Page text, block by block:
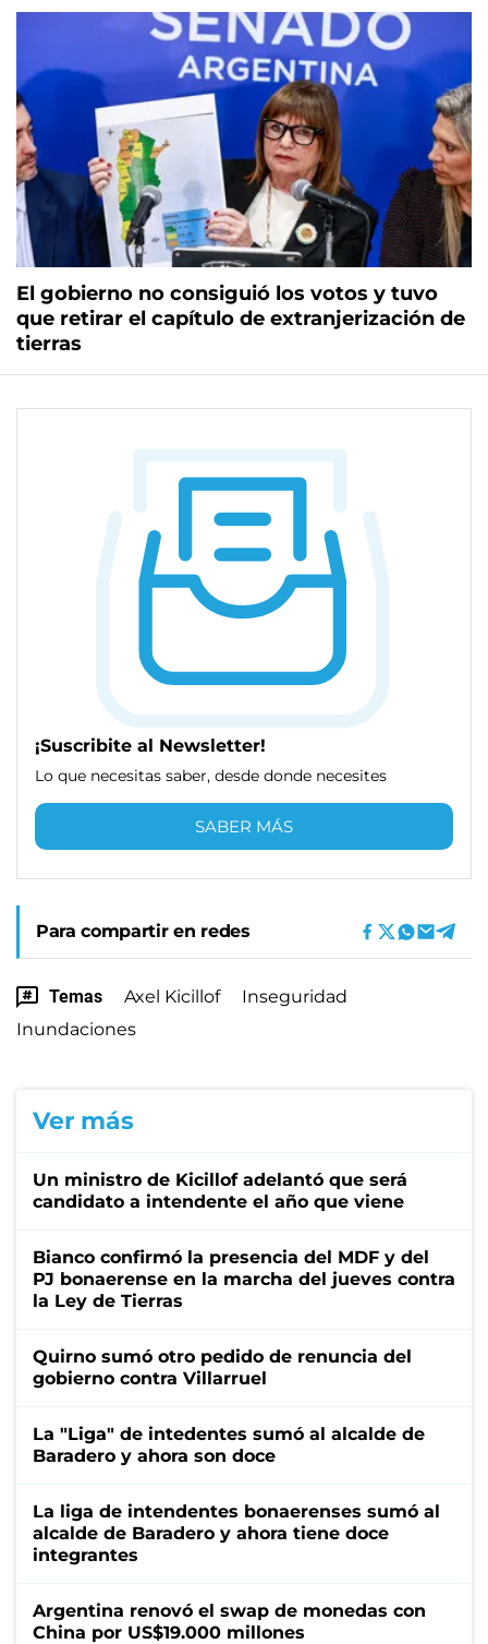
El gobierno no consiguió los votos y tuvo
que retirar el capítulo de extranjerización de
tierras
¡Suscribite al Newsletter!
Lo que necesitas saber, desde donde necesites
SABER MÁS
Para compartir en redes
Temas Axel Kicillof
Inseguridad
Inundaciones
Ver más
Un ministro de Kicillof adelantó que será
candidato a intendente el año que viene
Bianco confirmó la presencia del MDF y del
PJ bonaerense en la marcha del jueves contra
la Ley de Tierras
Quirno sumó otro pedido de renuncia del
gobierno contra Villarruel
La "Liga" de intedentes sumó al alcalde de
Baradero y ahora son doce
La liga de intendentes bonaerenses sumó al
alcalde de Baradero y ahora tiene doce
integrantes
Argentina renovó el swap de monedas con
China por US$19.000 millones